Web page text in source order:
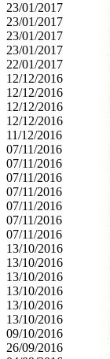
23/01/2017
23/01/2017
23/01/2017
23/01/2017
22/01/2017
12/12/2016
12/12/2016
12/12/2016
12/12/2016
11/12/2016
07/11/2016
07/11/2016
07/11/2016
07/11/2016
07/11/2016
07/11/2016
07/11/2016
13/10/2016
13/10/2016
13/10/2016
13/10/2016
13/10/2016
13/10/2016
09/10/2016
26/09/2016